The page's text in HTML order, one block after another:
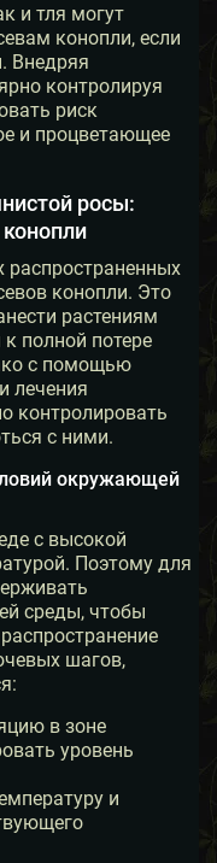
и тля могут
конопли, если
Внедряя
контролируя
риск
и процветающее
росы:
конопли. Это
растениям
полной потере
с помощью
лечения
контролировать
с ними.
окружающей
с высокой
Поэтому для
среды, чтобы
шагов,
в зоне
уровень
и